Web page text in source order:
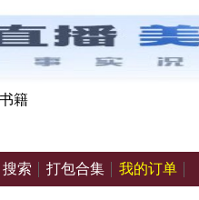
搜索 打包合集 我的订单